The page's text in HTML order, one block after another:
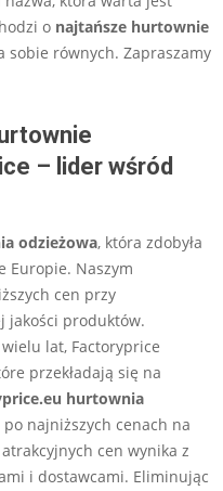
o najtańsze hurtownie
sobie równych. Zapraszamy
– lider wśród
odzieżowa, która zdobyła
Europie. Naszym
cen przy
jakości produktów.
lat, Factoryprice
przekładają się na
hurtownia
najniższych cenach na
cen wynika z
i dostawcami. Eliminując